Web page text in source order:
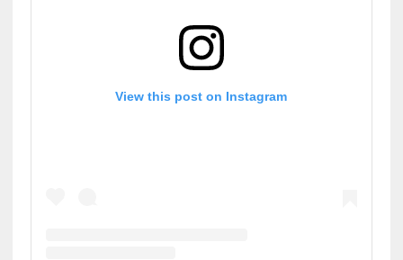
View this post on Instagram